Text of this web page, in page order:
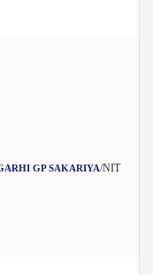
GP SAKARIYA/NIT